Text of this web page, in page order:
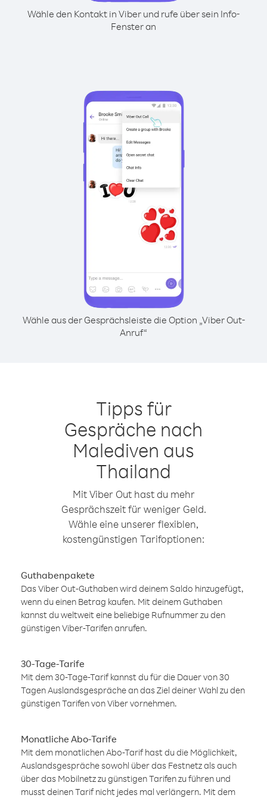
Wähle den Kontakt in Viber und rufe über sein Info-
Fenster an
Wähle aus der Gesprächsleiste die Option „Viber Out-
Anruf“
Tipps für
Gespräche nach
Malediven aus
Thailand
Mit Viber Out hast du mehr
Gesprächszeit für weniger Geld.
Wähle eine unserer flexiblen,
kostengünstigen Tarifoptionen:
Guthabenpakete
Das Viber Out-Guthaben wird deinem Saldo hinzugefügt,
wenn du einen Betrag kaufen. Mit deinem Guthaben
kannst du weltweit eine beliebige Rufnummer zu den
günstigen Viber-Tarifen anrufen.
30-Tage-Tarife
Mit dem 30-Tage-Tarif kannst du für die Dauer von 30
Tagen Auslandsgespräche an das Ziel deiner Wahl zu den
günstigen Tarifen von Viber vornehmen.
Monatliche Abo-Tarife
Mit dem monatlichen Abo-Tarif hast du die Möglichkeit,
Auslandsgespräche sowohl über das Festnetz als auch
über das Mobilnetz zu günstigen Tarifen zu führen und
musst deinen Tarif nicht jedes mal verlängern. Mit dem